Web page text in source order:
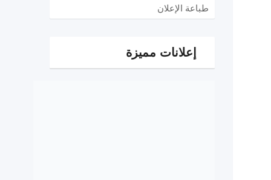
طباعة الإعلان
إعلانات مميزة